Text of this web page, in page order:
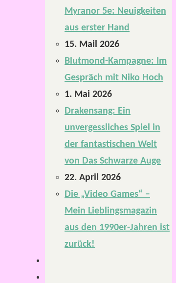
Myranor 5e: Neuigkeiten
aus erster Hand
15. Mail 2026
Blutmond-Kampagne: Im
Gespräch mit Niko Hoch
1. Mai 2026
Drakensang: Ein
unvergessliches Spiel in
der fantastischen Welt
von Das Schwarze Auge
22. April 2026
Die „Video Games“ –
Mein Lieblingsmagazin
aus den 1990er-Jahren ist
zurück!